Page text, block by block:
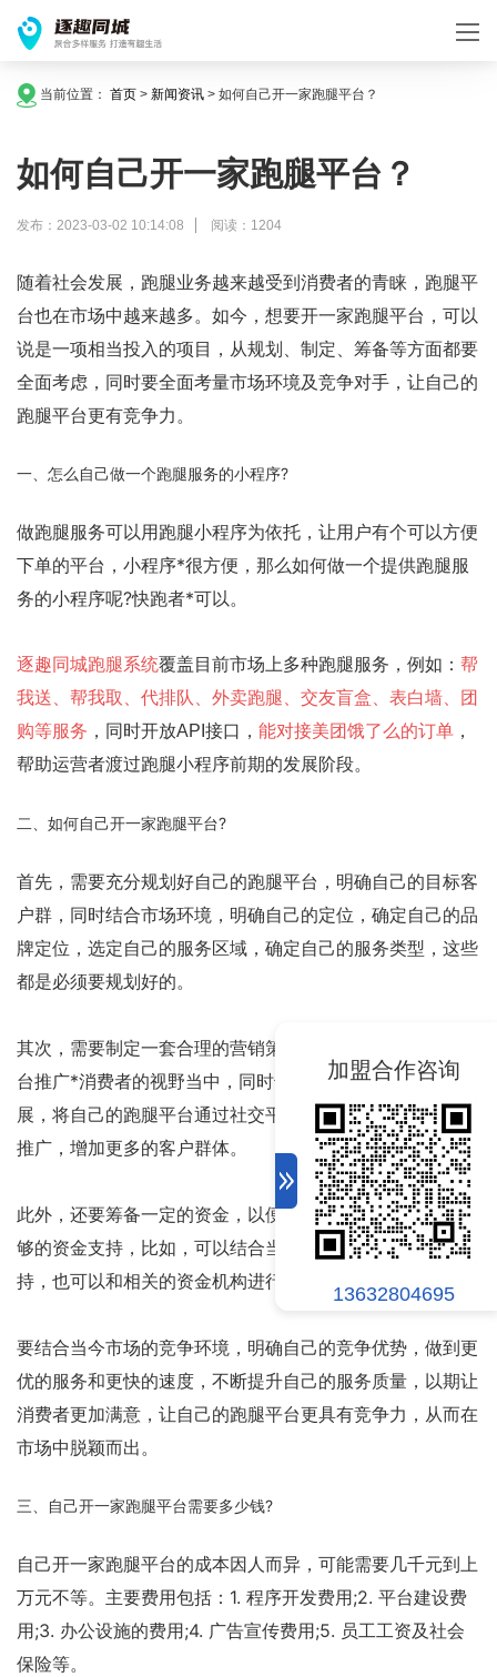
加盟合作咨询
13632804695
当前位置： 首页 > 新闻资讯 > 如何自己开一家跑腿平台？
如何自己开一家跑腿平台？
发布：2023-03-02 10:14:08 阅读：1204
随着社会发展，跑腿业务越来越受到消费者的青睐，跑腿平
台也在市场中越来越多。如今，想要开一家跑腿平台，可以
说是一项相当投入的项目，从规划、制定、筹备等方面都要
全面考虑，同时要全面考量市场环境及竞争对手，让自己的
跑腿平台更有竞争力。
一、怎么自己做一个跑腿服务的小程序?
做跑腿服务可以用跑腿小程序为依托，让用户有个可以方便
下单的平台，小程序*很方便，那么如何做一个提供跑腿服
务的小程序呢?快跑者*可以。
逐趣同城跑腿系统覆盖目前市场上多种跑腿服务，例如： 帮
我送、帮我取、代排队、外卖跑腿、交友盲盒、表白墙、团
购等服务 ，同时开放API接口， 能对接美团饿了么的订单 ，
帮助运营者渡过跑腿小程序前期的发展阶段。
二、如何自己开一家跑腿平台?
首先，需要充分规划好自己的跑腿平台，明确自己的目标客
户群，同时结合市场环境，明确自己的定位，确定自己的品
牌定位，选定自己的服务区域，确定自己的服务类型，这些
都是必须要规划好的。
其次，需要制定一套合理的营销策略，以便将自己的跑腿平
台推广*消费者的视野当中，同时也可以借助当今技术的发
展，将自己的跑腿平台通过社交平台、APP等技术工具进行
推广，增加更多的客户群体。
此外，还要筹备一定的资金，以便为自己的跑腿平台提供足
够的资金支持，比如，可以结合当地政府政策，获得资金支
持，也可以和相关的资金机构进行洽谈，获得资金支持等。
要结合当今市场的竞争环境，明确自己的竞争优势，做到更
优的服务和更快的速度，不断提升自己的服务质量，以期让
消费者更加满意，让自己的跑腿平台更具有竞争力，从而在
市场中脱颖而出。
三、自己开一家跑腿平台需要多少钱?
自己开一家跑腿平台的成本因人而异，可能需要几千元到上
万元不等。主要费用包括：1. 程序开发费用;2. 平台建设费
用;3. 办公设施的费用;4. 广告宣传费用;5. 员工工资及社会
保险等。